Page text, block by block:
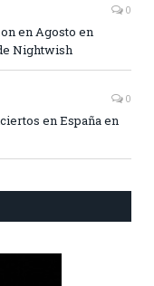
0
en Agosto en
Nightwish
0
en España en